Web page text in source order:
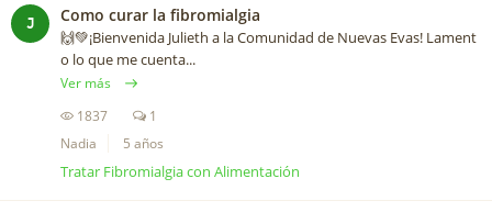
J Como curar la fibromialgia
🙌💚¡Bienvenida Julieth a la Comunidad de Nuevas Evas! Lament
o lo que me cuenta...
Ver más
1837
1
Nadia
5 años
Tratar Fibromialgia con Alimentación